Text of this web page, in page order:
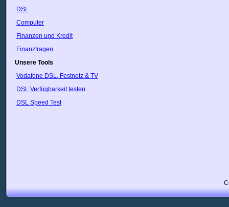
DSL
Computer
Finanzen und Kredit
Finanzfragen
Unsere Tools
Vodafone DSL, Festnetz & TV
DSL Verfügbarkeit testen
DSL Speed Test